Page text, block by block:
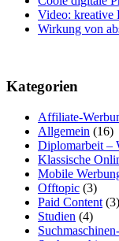
Video: kreative
Wirkung von
Kategorien
Affiliate-
Allgemein (16)
Diplomarbeit –
Klassische
Mobile
Offtopic (3)
Paid Content (3)
Studien (4)